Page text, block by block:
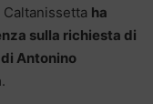
ha
sulla richiesta di
Antonino
.